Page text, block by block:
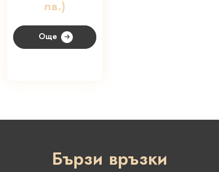
лв.)
Още
Бързи връзки